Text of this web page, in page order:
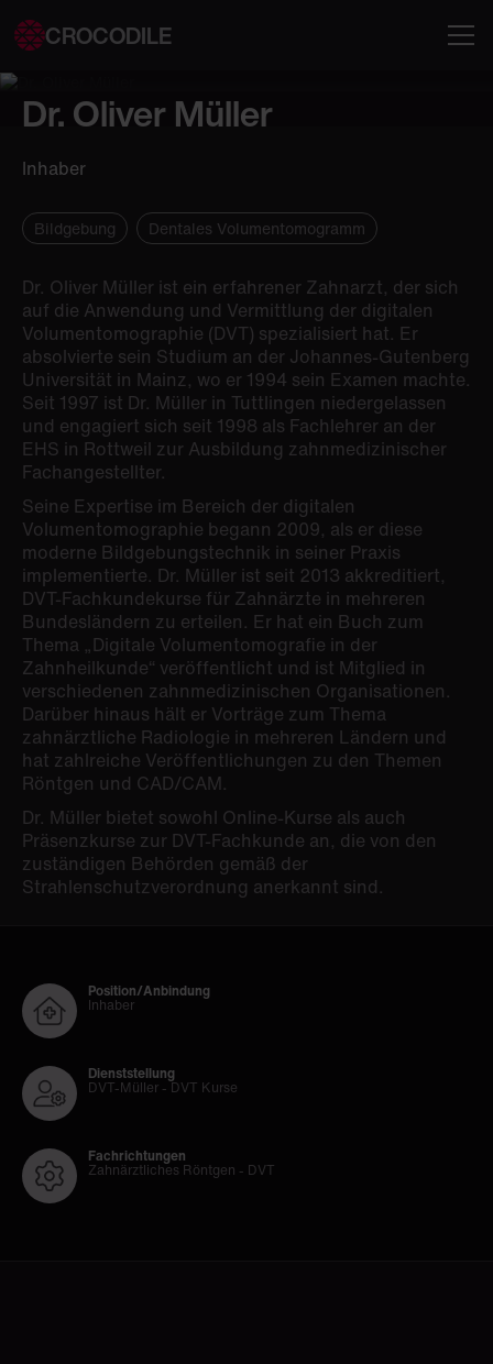
CROCODILE
Dr. Oliver Müller
Inhaber
Bildgebung Dentales Volumentomogramm
Dr. Oliver Müller ist ein erfahrener Zahnarzt, der sich
auf die Anwendung und Vermittlung der digitalen
Volumentomographie (DVT) spezialisiert hat. Er
absolvierte sein Studium an der Johannes-Gutenberg
Universität in Mainz, wo er 1994 sein Examen machte.
Seit 1997 ist Dr. Müller in Tuttlingen niedergelassen
und engagiert sich seit 1998 als Fachlehrer an der
EHS in Rottweil zur Ausbildung zahnmedizinischer
Fachangestellter.
Seine Expertise im Bereich der digitalen
Volumentomographie begann 2009, als er diese
moderne Bildgebungstechnik in seiner Praxis
implementierte. Dr. Müller ist seit 2013 akkreditiert,
DVT-Fachkundekurse für Zahnärzte in mehreren
Bundesländern zu erteilen. Er hat ein Buch zum
Thema „Digitale Volumentomografie in der
Zahnheilkunde“ veröffentlicht und ist Mitglied in
verschiedenen zahnmedizinischen Organisationen.
Darüber hinaus hält er Vorträge zum Thema
zahnärztliche Radiologie in mehreren Ländern und
hat zahlreiche Veröffentlichungen zu den Themen
Röntgen und CAD/CAM.
Dr. Müller bietet sowohl Online-Kurse als auch
Präsenzkurse zur DVT-Fachkunde an, die von den
zuständigen Behörden gemäß der
Strahlenschutzverordnung anerkannt sind.
Position/Anbindung
Inhaber
Dienststellung
DVT-Müller - DVT Kurse
Fachrichtungen
Zahnärztliches Röntgen - DVT